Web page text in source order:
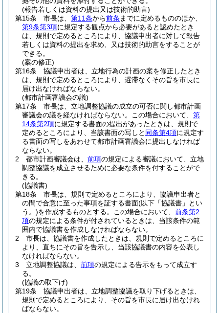
(報告若しくは資料の提出又は技術的助言)
第15条
市長は、 第11条から前条 までに定めるもののほか、
第9条第3項に規定する観点から必要があると認めたとき
は、規則で定めるところにより、協議申出者に対して報告
若しくは資料の提出を求め、又は技術的助言をすることが
できる。
(案の修正)
第16条
協議申出者は、立地行為の計画の案を修正したとき
は、規則で定めるところにより、遅滞なくその旨を市長に
届け出なければならない。
(都市計画審議会の議)
第17条
市長は、立地調整協議の成立の可否に関し都市計画
審議会の議を経なければならない。
この場合において、 第
14条第2項に規定する書面の提出があったときは、規則で
定めるところにより、当該書面の写しと 同条第4項に規定す
る書面の写しをあわせて都市計画審議会に提出しなければ
ならない。
2
都市計画審議会は、 前項の規定による審議において、立地
調整協議を成立させるために必要な条件を付することがで
きる。
(協議書)
第18条
市長は、規則で定めるところにより、協議申出者と
の間で合意に至った事項を証する書面(以下「協議書」とい
う。)を作成するものとする。 この場合において、 前条第2
項の規定による条件が付されているときは、当該条件の範
囲内で協議書を作成しなければならない。
2
市長は、協議書を作成したときは、規則で定めるところに
より、直ちにその旨を告示し、当該協議書の内容を公表し
なければならない。
3
立地調整協議は、 前項の規定による告示をもって成立す
る。
(協議の取下げ)
第19条
協議申出者は、立地調整協議を取り下げるときは、
規則で定めるところにより、その旨を市長に届け出なけれ
ばならない。